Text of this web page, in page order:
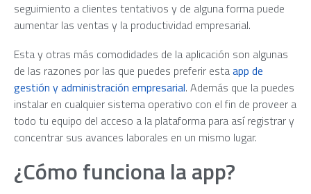
seguimiento a clientes tentativos y de alguna forma puede
aumentar las ventas y la productividad empresarial.
Esta y otras más comodidades de la aplicación son algunas
de las razones por las que puedes preferir estaapp de
gestión y administración empresarial. Además que la puedes
instalar en cualquier sistema operativo con el fin de proveer a
todo tu equipo del acceso a la plataforma para así registrar y
concentrar sus avances laborales en un mismo lugar.
¿Cómo funciona la app?